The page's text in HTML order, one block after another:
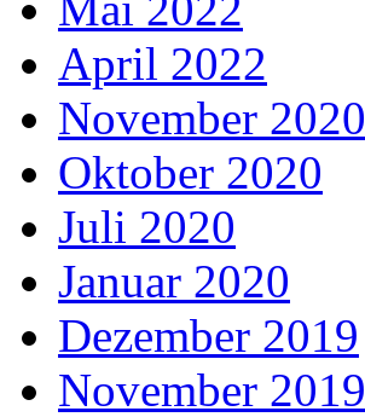
April 2022
November 2020
Oktober 2020
Juli 2020
Januar 2020
Dezember 2019
November 2019